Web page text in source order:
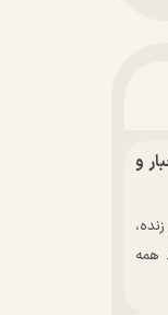
اخبار و
نتایج زنده،
همه